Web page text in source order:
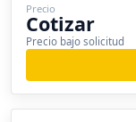
Precio
Cotizar
Precio bajo solicitud